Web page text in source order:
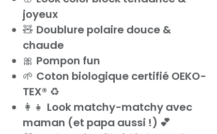
joyeux
🧸 Doublure polaire douce &
chaude
🎀 Pompon fun
🌱 Coton biologique certifié OEKO-
TEX® ♻️
👩‍👧 Look matchy-matchy avec
maman (et papa aussi !) 💕